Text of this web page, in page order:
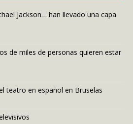
Jackson… han llevado una capa
de miles de personas quieren estar
teatro en español en Bruselas